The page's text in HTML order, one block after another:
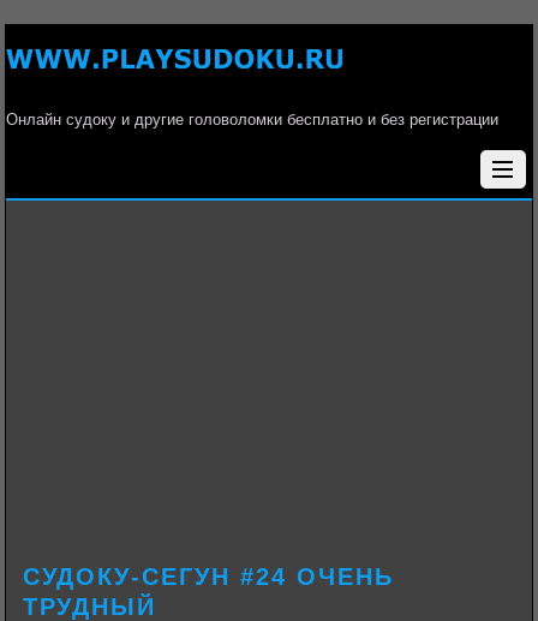
Онлайн судоку и другие головоломки бесплатно и без регистрации
СУДОКУ-СЕГУН #24 ОЧЕНЬ
ТРУДНЫЙ